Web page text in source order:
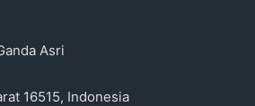
Asri
16515, Indonesia